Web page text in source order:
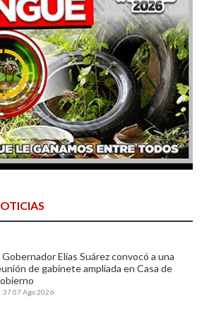
Gobernador Elías Suárez convocó a una
de gabinete ampliada en Casa de
07 Ago 2026